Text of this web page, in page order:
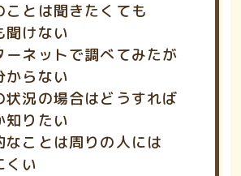
ことは聞きたくても
聞けない
ーネットで調べてみたが
からない
状況の場合はどうすれば
知りたい
なことは周りの人には
くい